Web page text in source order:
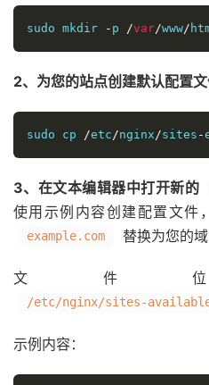
sudo mkdir
- p /var/www/
2、为您的站点创建默认配置
sudo cp
/etc /nginx /sites -
3、在文本编辑器中打开新的
使用示例内容创建配置文件
example.com 替换为您的域
文件
/etc/nginx/sites-
示例内容：